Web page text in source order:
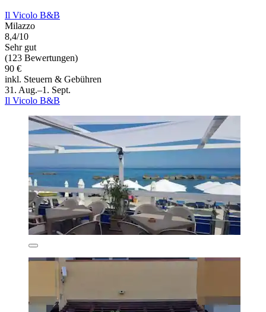
Il Vicolo B&B
Milazzo
8,4/10
Sehr gut
(123 Bewertungen)
90 €
inkl. Steuern & Gebühren
31. Aug.–1. Sept.
Il Vicolo B&B